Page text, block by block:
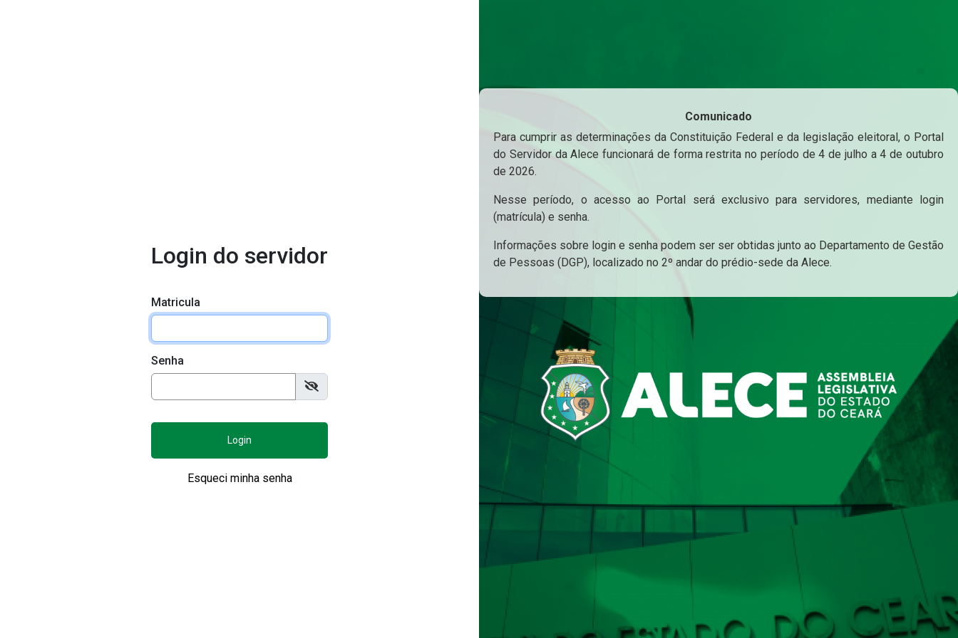
Login do servidor
Matricula
Senha
Login
Esqueci minha senha
Comunicado
Para cumprir as determinações da Constituição Federal e da legislação eleitoral, o Portal
do Servidor da Alece funcionará de forma restrita no período de 4 de julho a 4 de outubro
de 2026.
Nesse período, o acesso ao Portal será exclusivo para servidores, mediante login
(matrícula) e senha.
Informações sobre login e senha podem ser ser obtidas junto ao Departamento de Gestão
de Pessoas (DGP), localizado no 2º andar do prédio-sede da Alece.